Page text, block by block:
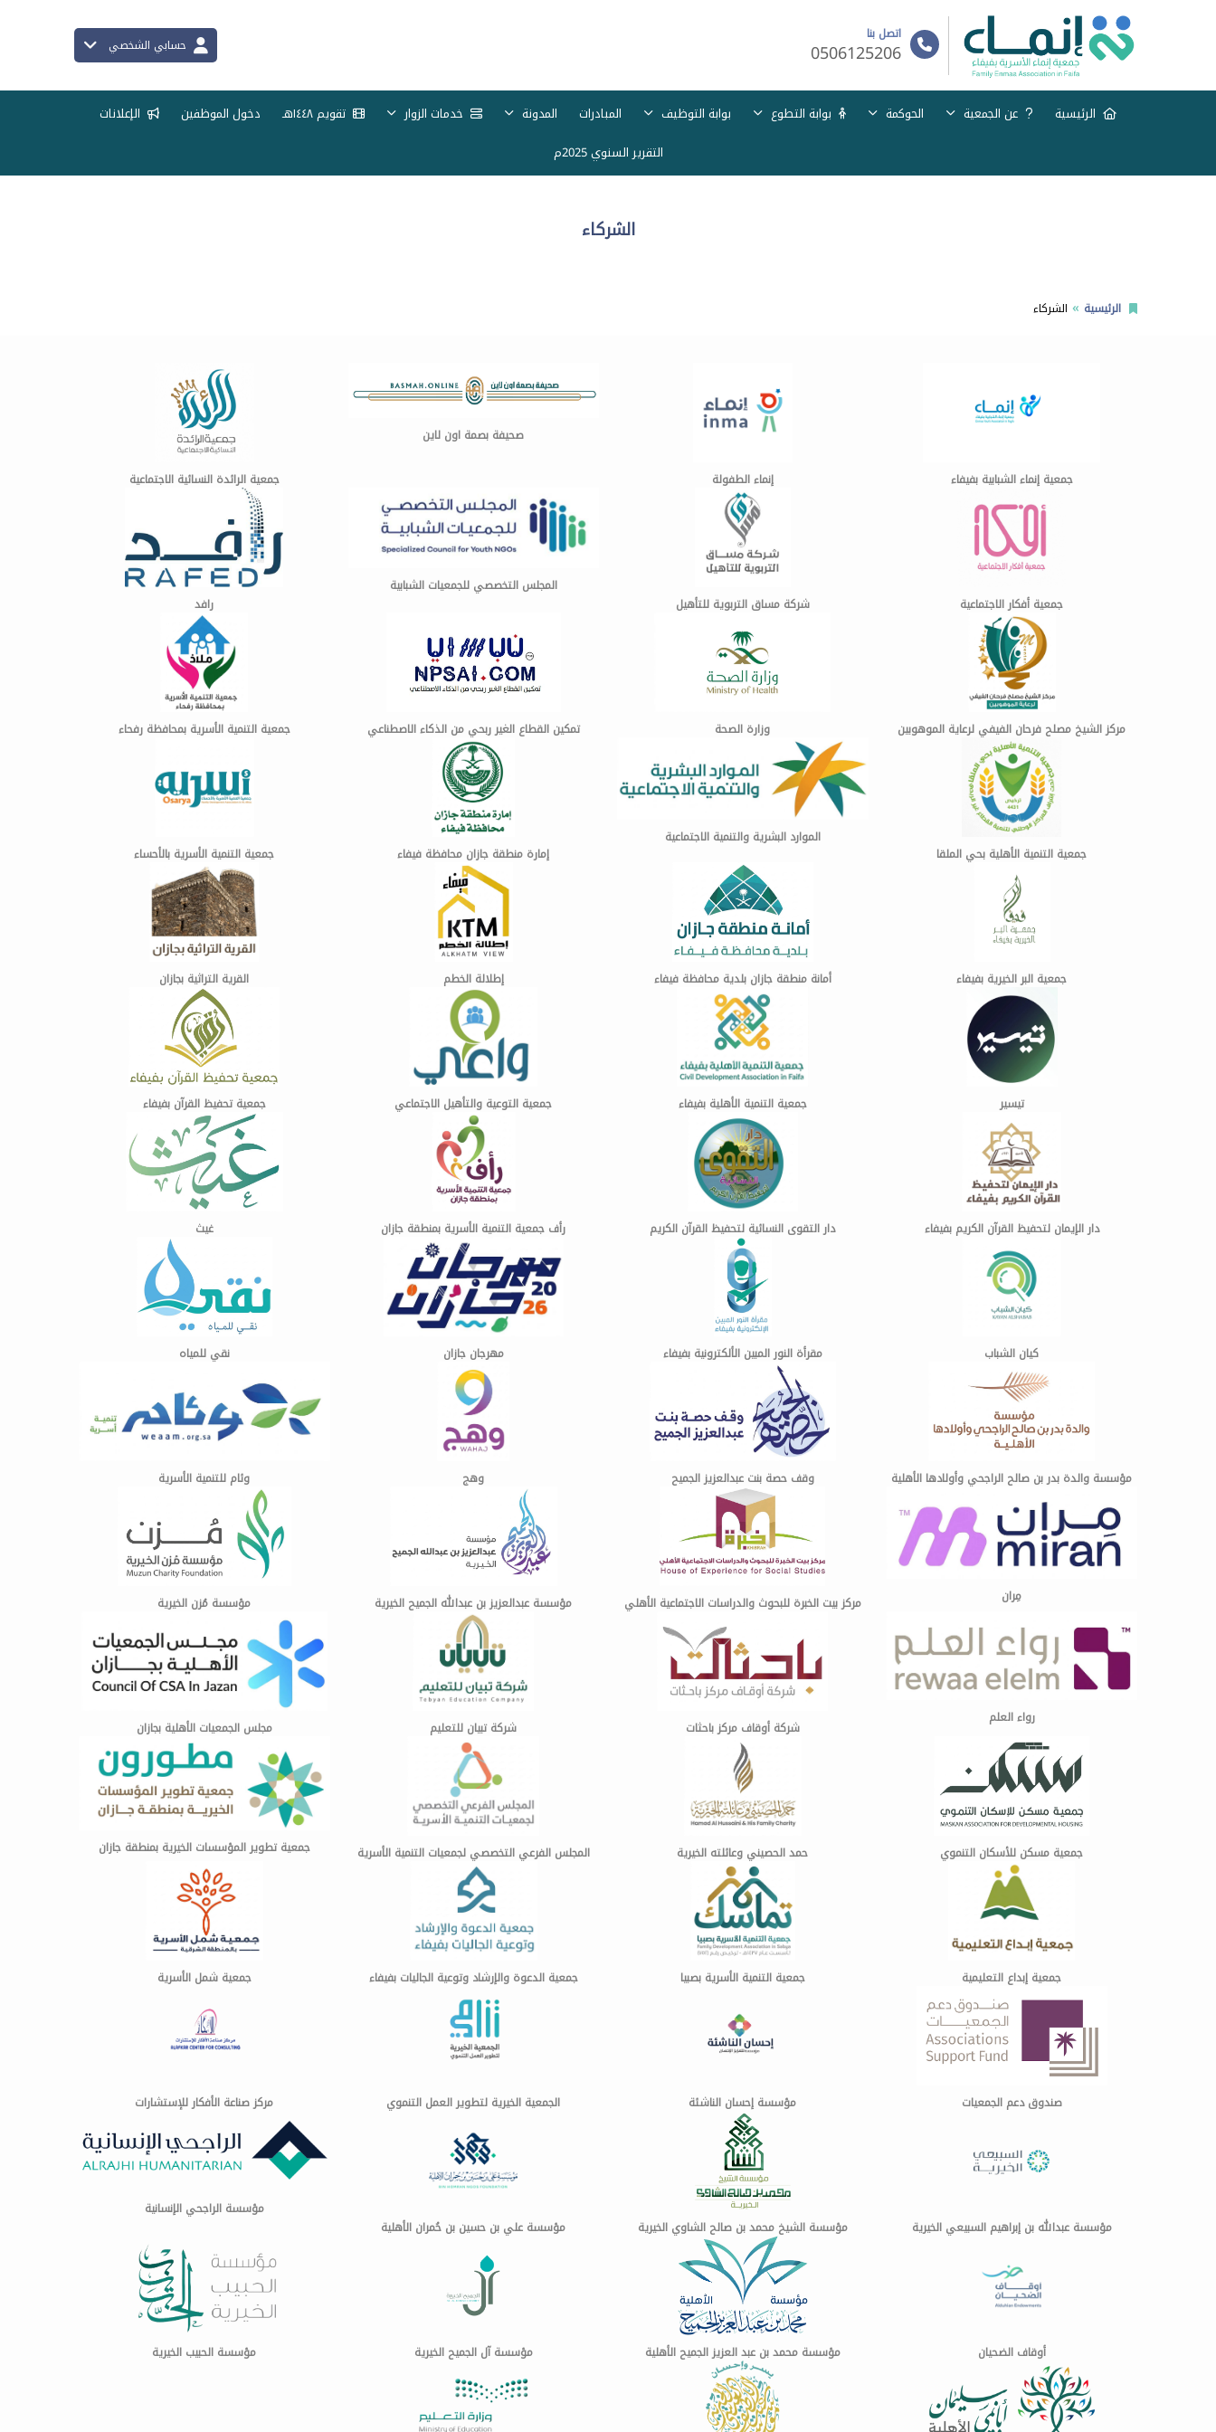
اتصل بنا
0506125206 حسابي الشخصي
الرئيسية عن الجمعية الحوكمة بوابة التطوع بوابة التوظيف المبادرات المدونة خدمات الزوار تقويم ١٤٤٨هـ دخول الموظفين
الإعلانات
التقرير السنوي 2025م
الشركاء
الرئيسية الشركاء
جمعية إنماء الشبابية بفيفاء إنماء الطفولة
صحيفة بصمة اون لاين
جمعية الرائدة النسائية الاجتماعية
جمعية أفكار الاجتماعية شركة مساق التربوية للتأهيل
المجلس التخصصي للجمعيات الشبابية
رافد
مركز الشيخ مصلح فرحان الفيفي لرعاية الموهوبين وزارة الصحة تمكين القطاع الغير ربحي من الذكاء الاصطناعي جمعية التنمية الأسرية بمحافظة رفحاء
جمعية التنمية الأهلية بحي الملقا
الموارد البشرية والتنمية الاجتماعية
إمارة منطقة جازان محافظة فيفاء
جمعية التنمية الأسرية بالأحساء
جمعية البر الخيرية بفيفاء أمانة منطقة جازان بلدية محافظة فيفاء إطلالة الخطم القرية التراثية بجازان
تيسير جمعية التنمية الأهلية بفيفاء جمعية التوعية والتأهيل الاجتماعي جمعية تحفيظ القرآن بفيفاء
دار الإيمان لتحفيظ القرآن الكريم بفيفاء دار التقوى النسائية لتحفيظ القرآن الكريم رأف جمعية التنمية الأسرية بمنطقة جازان غيث
كيان الشباب مقرأة النور المبين الألكترونية بفيفاء مهرجان جازان نقي للمياه
مؤسسة والدة بدر بن صالح الراجحي وأولادها الأهلية وقف حصة بنت عبدالعزيز الجميح وهج وئام للتنمية الأسرية
مِران مركز بيت الخبرة للبحوث والدراسات الاجتماعية الأهلي مؤسسة عبدالعزيز بن عبدالله الجميح الخيرية مؤسسة مُزن الخيرية
رواء العلم
شركة أوقاف مركز باحثات شركة تبيان للتعليم مجلس الجمعيات الأهلية بجازان
جمعية مسكن للأسكان التنموي حمد الحصيني وعائلته الخيرية المجلس الفرعي التخصصي لجمعيات التنمية الأسرية جمعية تطوير المؤسسات الخيرية بمنطقة جازان
جمعية إبداع التعليمية جمعية التنمية الأسرية بصبيا جمعية الدعوة والإرشاد وتوعية الجاليات بفيفاء جمعية شمل الأسرية
صندوق دعم الجمعيات مؤسسة إحسان الناشئة الجمعية الخيرية لتطوير العمل التنموي مركز صناعة الأفكار للإستشارات
مؤسسة عبدالله بن إبراهيم السبيعي الخيرية مؤسسة الشيخ محمد بن صالح الشاوي الخيرية مؤسسة علي بن حسين بن حُمران الأهلية
مؤسسة الراجحي الإنسانية
أوقاف الضحيان مؤسسة محمد بن عبد العزيز الجميح الأهلية مؤسسة آل الجميح الخيرية مؤسسة الحبيب الخيرية